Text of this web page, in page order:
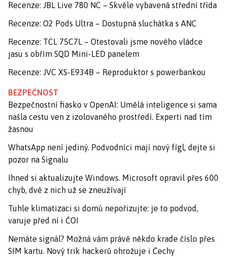
Recenze: JBL Live 780 NC – Skvěle vybavená střední třída
Recenze: O2 Pods Ultra – Dostupná sluchátka s ANC
Recenze: TCL 75C7L – Otestovali jsme nového vládce
jasu s obřím SQD Mini-LED panelem
Recenze: JVC XS-E934B – Reproduktor s powerbankou
BEZPEČNOST
Bezpečnostní fiasko v OpenAI: Umělá inteligence si sama
našla cestu ven z izolovaného prostředí. Experti nad tím
žasnou
WhatsApp není jediný. Podvodníci mají nový fígl, dejte si
pozor na Signalu
Ihned si aktualizujte Windows. Microsoft opravil přes 600
chyb, dvě z nich už se zneužívají
Tuhle klimatizaci si domů nepořizujte: je to podvod,
varuje před ní i ČOI
Nemáte signál? Možná vám právě někdo krade číslo přes
SIM kartu. Nový trik hackerů ohrožuje i Čechy